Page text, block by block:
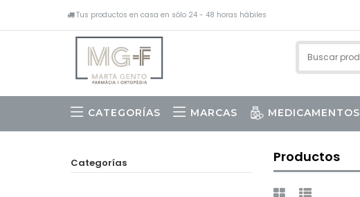
Tus productos en casa en sólo 24 - 48 horas hábiles
CATEGORÍAS MARCAS MEDICAMENTOS
Productos
Categorías